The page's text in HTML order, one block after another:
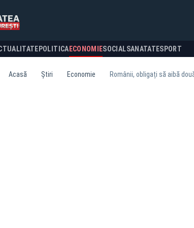
POLITICA ECONOMIESOCIALSANATATESPORT
Acasă Știri Economie Românii, obligați să aibă